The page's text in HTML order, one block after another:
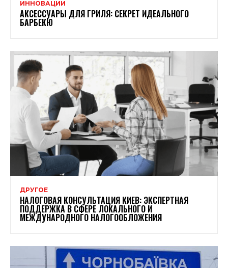
ИННОВАЦИИ
АКСЕССУАРЫ ДЛЯ ГРИЛЯ: СЕКРЕТ ИДЕАЛЬНОГО
БАРБЕКЮ
ДРУГОЕ
НАЛОГОВАЯ КОНСУЛЬТАЦИЯ КИЕВ: ЭКСПЕРТНАЯ
ПОДДЕРЖКА В СФЕРЕ ЛОКАЛЬНОГО И
МЕЖДУНАРОДНОГО НАЛОГООБЛОЖЕНИЯ